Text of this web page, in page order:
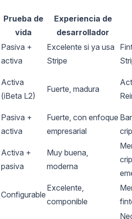
Prueba de
vida
Experiencia de
desarrollador
Pasiva +
activa
Excelente si ya usa
Stripe
Activa
(iBeta L2)
Fuerte, madura
Pasiva +
activa
Fuerte, con enfoque
empresarial
Activa +
pasiva
Muy buena,
moderna
Configurable
Excelente,
componible